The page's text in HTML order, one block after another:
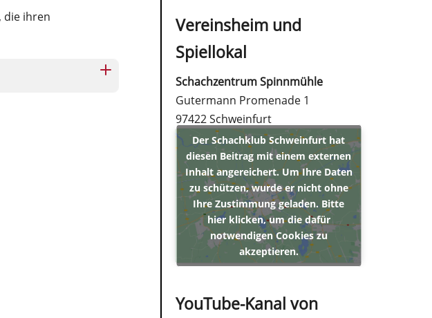
die ihren
Vereinsheim und
Spiellokal
Schachzentrum Spinnmühle
Gutermann Promenade 1
97422 Schweinfurt
Der Schachklub Schweinfurt hat
diesen Beitrag mit einem externen
Inhalt angereichert. Um Ihre Daten
zu schützen, wurde er nicht ohne
Ihre Zustimmung geladen. Bitte
hier klicken, um die dafür
notwendigen Cookies zu
akzeptieren.
YouTube-Kanal von